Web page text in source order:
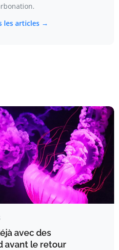
les articles →
avec des
avant le retour